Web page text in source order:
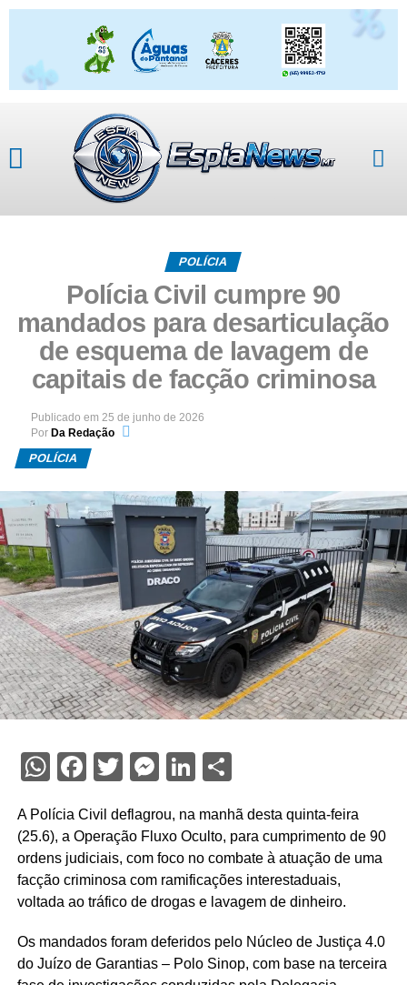
POLÍCIA
Polícia Civil cumpre 90
mandados para desarticulação
de esquema de lavagem de
capitais de facção criminosa
Publicado em 25 de junho de 2026
Por Da Redação
POLÍCIA
WhatsApp
Facebook
Twitter
Messenger
LinkedIn
Share
A Polícia Civil deflagrou, na manhã desta quinta-feira
(25.6), a Operação Fluxo Oculto, para cumprimento de 90
ordens judiciais, com foco no combate à atuação de uma
facção criminosa com ramificações interestaduais,
voltada ao tráfico de drogas e lavagem de dinheiro.
Os mandados foram deferidos pelo Núcleo de Justiça 4.0
do Juízo de Garantias – Polo Sinop, com base na terceira